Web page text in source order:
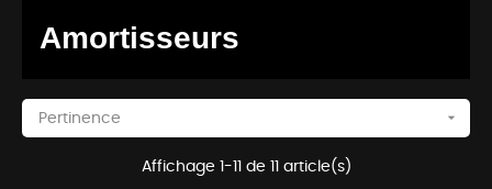
Amortisseurs
Pertinence 
Affichage 1-11 de 11 article(s)